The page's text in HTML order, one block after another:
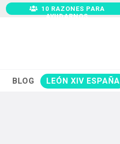
10 RAZONES PARA
AYUDARNOS
BLOG LEÓN XIV ESPAÑA